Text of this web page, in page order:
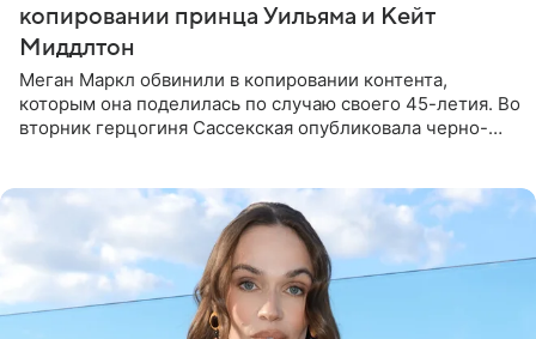
копировании принца Уильяма и Кейт
Миддлтон
Меган Маркл обвинили в копировании контента,
которым она поделилась по случаю своего 45-летия. Во
вторник герцогиня Сассекская опубликовала черно-